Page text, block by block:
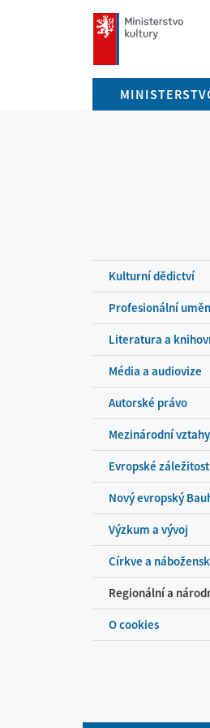
mkcr.cz
Kulturní dědictví
Profesionální
Literatura a
Média a audiovize
Autorské právo
Mezinárodní vztahy
Evropské
Nový evropský
Výzkum a vývoj
Církve a
Regionální a
O cookies